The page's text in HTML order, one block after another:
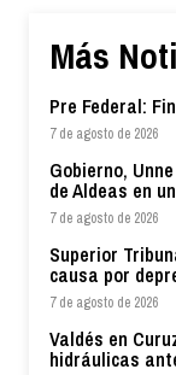
Más
Pre Federal:
7 de agosto de 2026
Gobierno,
de Aldeas en
7 de agosto de 2026
Superior
causa por
7 de agosto de 2026
Valdés en
hidráulicas